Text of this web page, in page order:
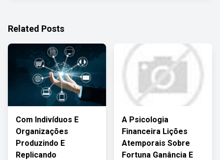
Related Posts
Com Indivíduos E
Organizações
Produzindo E
Replicando
A Psicologia
Financeira Lições
Atemporais Sobre
Fortuna Ganância E